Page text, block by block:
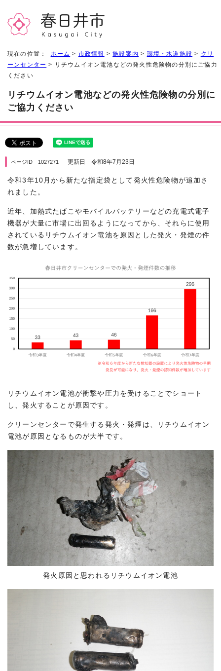
現在の位置： ホーム > 市政情報 >施設案内 > 環境・水道施設 > クリ
ーンセンター > リチウムイオン電池などの発火性危険物の分別にご協力
ください
リチウムイオン電池などの発火性危険物の分別に
ご協力ください
ページID 1027271 更新日 令和8年7月23日
令和3年10月から新たな指定袋として発火性危険物が追加さ
れました。
近年、加熱式たばこやモバイルバッテリーなどの充電式電子
機器が大量に市場に出回るようになってから、それらに使用
されているリチウムイオン電池を原因とした発火・発煙の件
数が急増しています。
リチウムイオン電池が衝撃や圧力を受けることでショート
し、発火することが原因です。
クリーンセンターで発生する発火・発煙は、リチウムイオン
電池が原因となるものが大半です。
発火原因と思われるリチウムイオン電池